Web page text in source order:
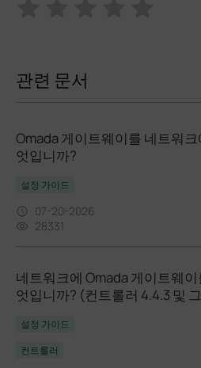
관련 문서
Omada 게이트웨이를 네트워
엇입니까?
설정 가이드
07-20-2026
28331
네트워크에 Omada 게이트웨
엇입니까? (컨트롤러 4.4.3 및
설정 가이드
컨트롤러